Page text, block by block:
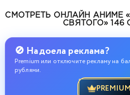
СМОТРЕТЬ ОНЛАЙН АНИМЕ
СВЯТОГО» 146
🚫 Надоела реклама?
Premium или отключите рекламу на
рублями.
PREMIUM